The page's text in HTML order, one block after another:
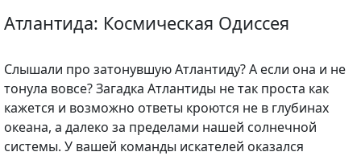
Атлантида: Космическая Одиссея
Слышали про затонувшую Атлантиду? А если она и не
тонула вовсе? Загадка Атлантиды не так проста как
кажется и возможно ответы кроются не в глубинах
океана, а далеко за пределами нашей солнечной
системы. У вашей команды искателей оказался